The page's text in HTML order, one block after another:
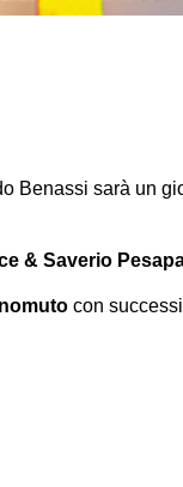
Benassi sarà un
& Saverio
con